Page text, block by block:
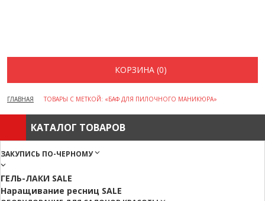
КОРЗИНА (0)
ГЛАВНАЯ ТОВАРЫ С МЕТКОЙ: «БАФ ДЛЯ ПИЛОЧНОГО МАНИКЮРА»
КАТАЛОГ ТОВАРОВ
ЗАКУПИСЬ ПО-ЧЕРНОМУ
ГЕЛЬ-ЛАКИ SALE
Наращивание ресниц SALE